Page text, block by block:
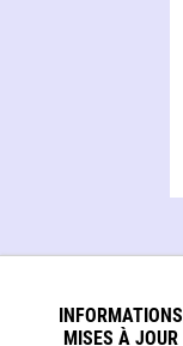
INFORMATIONS
MISES À JOUR